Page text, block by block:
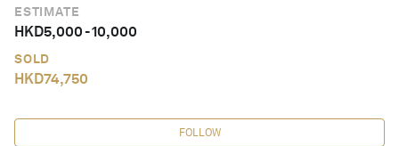
ESTIMATE
HKD5,000-10,000
SOLD
HKD74,750
FOLLOW